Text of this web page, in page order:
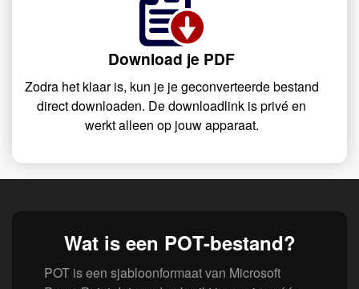
Download je PDF
Zodra het klaar is, kun je je geconverteerde bestand
direct downloaden. De downloadlink is privé en
werkt alleen op jouw apparaat.
Wat is een POT-bestand?
POT is een sjabloonformaat van Microsoft